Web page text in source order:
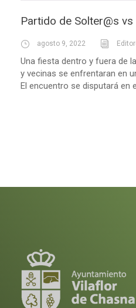
Partido de Solter@s vs
agosto 9, 2022
Una fiesta dentro y fuera de
y vecinas se enfrentaran en
El encuentro se disputará en